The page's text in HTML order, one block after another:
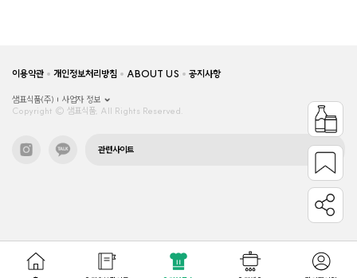
이용약관 개인정보처리방침 ABOUT US 공지사항
샘표식품(주)
사업자 정보
Copyright © 샘표식품, All Rights Reserved.
관련사이트